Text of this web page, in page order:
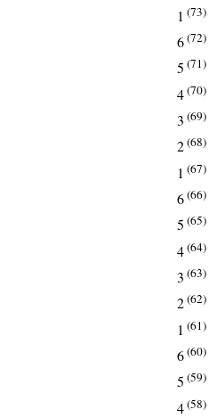
1 (73)
6(72)
5 (71)
4(70)
3 (69)
2(68)
1 (67)
6(66)
5 (65)
4(64)
3 (63)
2(62)
1 (61)
6(60)
5 (59)
4(58)